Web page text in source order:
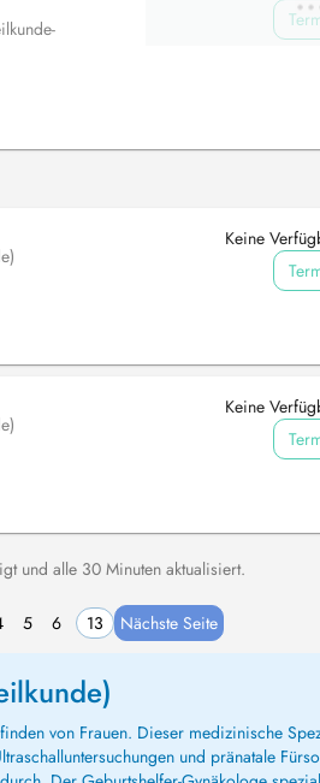
Keine
Keine
und alle 30 Minuten aktualisiert.
5 6 13 Nächste Seite
von Frauen. Dieser medizinische
und pränatale